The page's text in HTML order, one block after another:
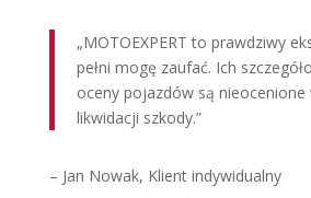
„MOTOEXPERT to prawdziwy
pełni mogę zaufać. Ich
oceny pojazdów są nieocenione
likwidacji szkody.”
– Jan Nowak, Klient indywidualny